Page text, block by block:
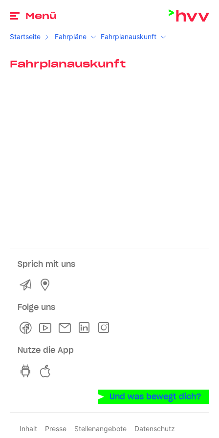
Menü
Startseite Fahrpläne Fahrplanauskunft
Fahrplanauskunft
Sprich mit uns
Kontakt
Folge uns
FacebookYoutubeNewsletterLinkedln
Nutze die App
hvv switch App auf GooglePlay
Und was bewegt dich?
Inhalt Presse Stellenangebote
Datenschutz